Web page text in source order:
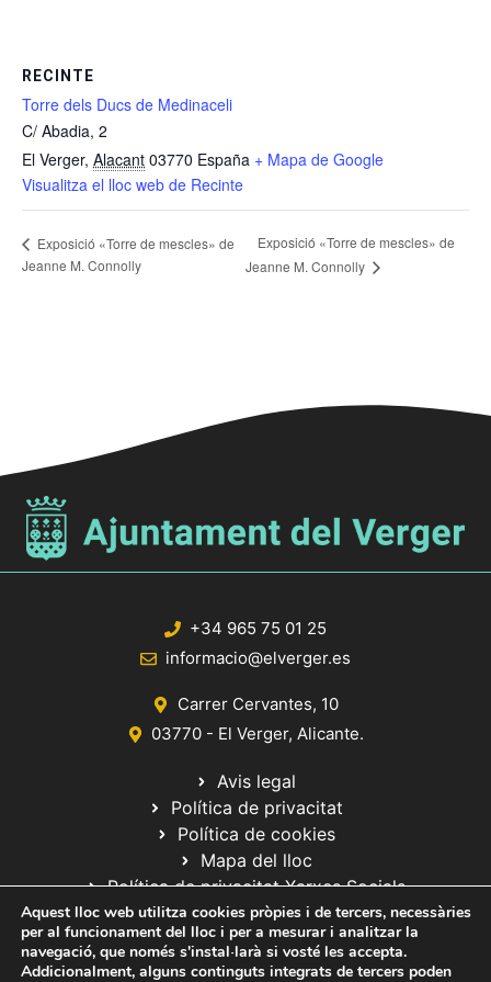
RECINTE
Torre dels Ducs de Medinaceli
C/ Abadia, 2
El Verger, Alacant 03770 España + Mapa de Google
Visualitza el lloc web de Recinte
Exposició «Torre de mescles» de
Jeanne M. Connolly
Exposició «Torre de mescles» de
Jeanne M. Connolly
+34 965 75 01 25
informacio@elverger.es
Carrer Cervantes, 10
03770 - El Verger, Alicante.
Avis legal
Política de privacitat
Política de cookies
Mapa del lloc
Política de privacitat Xarxes Socials
Aquest lloc web utilitza cookies pròpies i de tercers, necessàries
per al funcionament del lloc i per a mesurar i analitzar la
navegació, que només s'instal·larà si vosté les accepta.
Addicionalment, alguns continguts integrats de tercers poden